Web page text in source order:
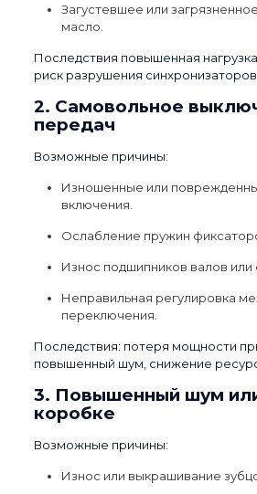
Загустевшее или
масло.
Последствия повышенная
риск разрушения синхронизаторов.
2. Самовольное
передач
Возможные причины:
Изношенные или
включения.
Ослабление пружин
Износ подшипников валов или
Неправильная регулировка
переключения.
Последствия: потеря мощности
повышенный шум, снижение
3. Повышенный шум
коробке
Возможные причины:
Износ или выкрашивание